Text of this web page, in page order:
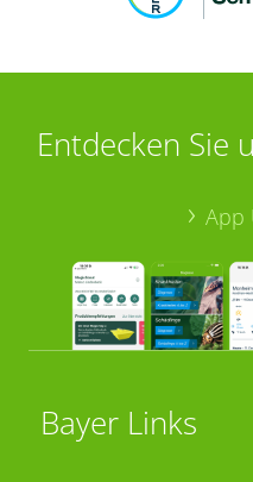
Entdecken Sie
App
Bayer Links